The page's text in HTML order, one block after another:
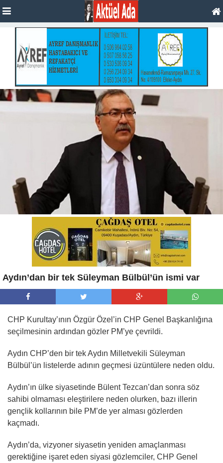
Aydın’dan bir tek Süleyman Bülbül’ün ismi var
CHP Kurultay’ının Özgür Özel’in CHP Genel Başkanlığına
seçilmesinin ardından gözler PM’ye çevrildi.
Aydın CHP’den bir tek Aydın Milletvekili Süleyman
Bülbül’ün listelerde adının geçmesi üzüntülere neden oldu.
Aydın’ın ülke siyasetinde Bülent Tezcan’dan sonra söz
sahibi olmaması eleştirilere neden olurken, bazı illerin
gençlik kollarının bile PM’de yer alması gözlerden
kaçmadı.
Aydın’da, vizyoner siyasetin yeniden amaçlanması
gerektiğine işaret eden siyasi gözlemciler, CHP Genel